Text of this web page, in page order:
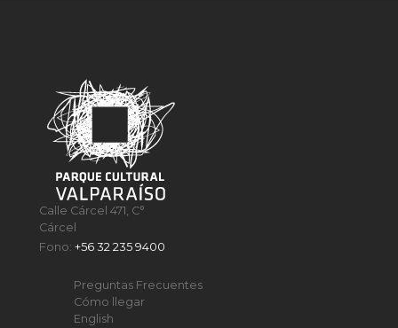
Calle Cárcel 471, C°
Cárcel
Fono:+56 32 235 9400
Preguntas Frecuentes
Cómo llegar
English